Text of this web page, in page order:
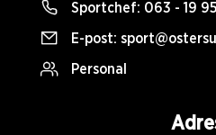
Sportchef: 063 - 19
E-post:
Personal